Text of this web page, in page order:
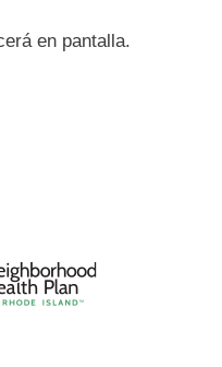
en pantalla.